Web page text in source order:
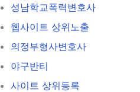
성남학교폭력변호사
웹사이트 상위노출
의정부형사변호사
야구반티
사이트 상위등록